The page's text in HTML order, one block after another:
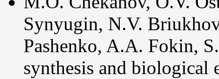
Synyugin, N.V.
Pashenko, A.A. Fokin,
synthesis and biological